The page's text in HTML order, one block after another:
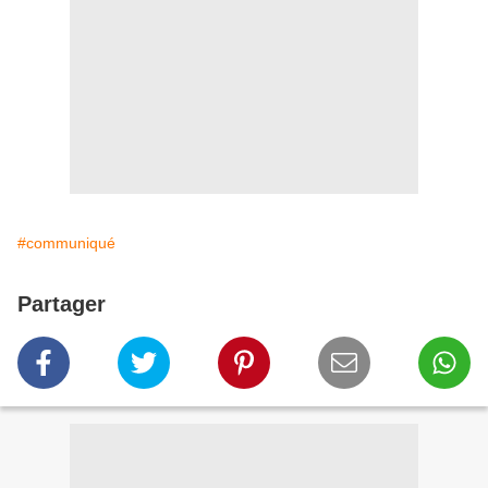
#communiqué
Partager